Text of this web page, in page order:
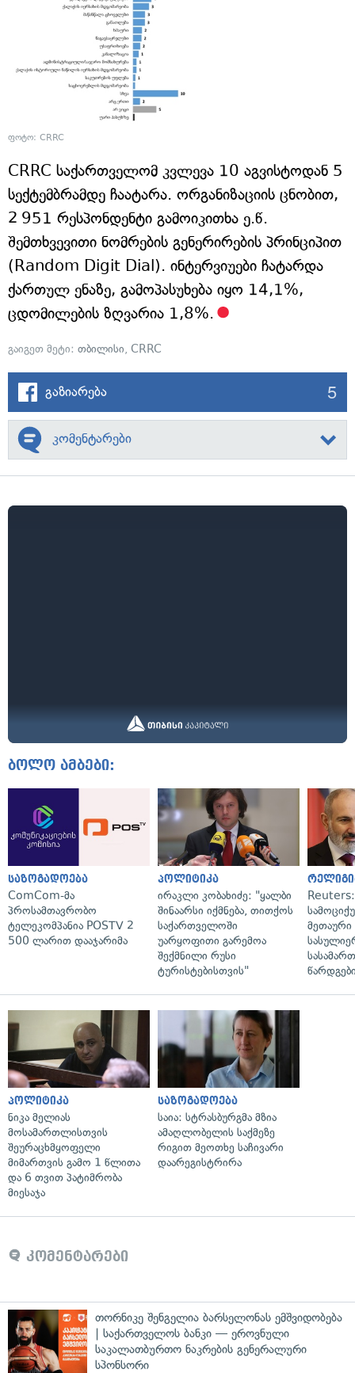
ფოტო: CRRC
CRRC საქართველომ კვლევა 10 აგვისტოდან 5
სექტემბრამდე ჩაატარა. ორგანიზაციის ცნობით,
2 951 რესპონდენტი გამოიკითხა ე.წ.
შემთხვევითი ნომრების გენერირების პრინციპით
(Random Digit Dial). ინტერვიუები ჩატარდა
ქართულ ენაზე, გამოპასუხება იყო 14,1%,
ცდომილების ზღვარია 1,8%.
გაიგეთ მეტი: თბილისი, CRRC
გაზიარება 5
კომენტარები
ბოლო ამბები:
საზოგადოება
ComCom-მა
პროსამთავრობო
ტელეკომპანია POSTV 2
500 ლარით დააჯარიმა
პოლიტიკა
ირაკლი კობახიძე: "ყალბი
შინაარსი იქმნება, თითქოს
საქართველოში
უარყოფითი გარემოა
შექმნილი რუსი
ტურისტებისთვის"
მეთაური
პოლიტიკა
ნიკა მელიას
მოსამართლისთვის
შეურაცხმყოფელი
მიმართვის გამო 1 წლითა
და 6 თვით პატიმრობა
მიესაჯა
საზოგადოება
საია: სტრასბურგმა მზია
ამაღლობელის საქმეზე
რიგით მეოთხე საჩივარი
დაარეგისტრირა
კომენტარები
თორნიკე შენგელია ბარსელონას ემშვიდობება
| საქართველოს ბანკი — ეროვნული
საკალათბურთო ნაკრების გენერალური
სპონსორი